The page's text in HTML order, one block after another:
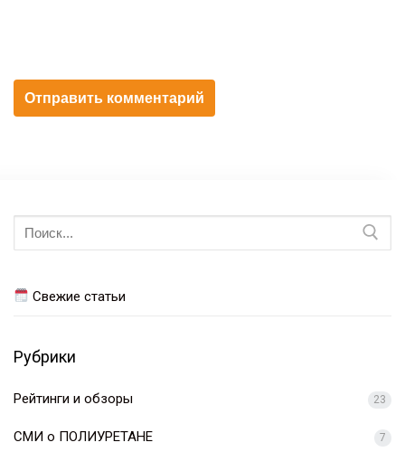
Искать:
Свежие статьи
Рубрики
Рейтинги и обзоры 23
СМИ о ПОЛИУРЕТАНЕ 7